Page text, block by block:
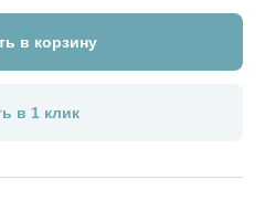
в корзину
в 1 клик